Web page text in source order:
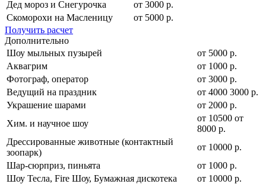
Дед мороз и Снегурочка
от 3000 р.
Скоморохи на Масленицу
от 5000 р.
Получить расчет
Дополнительно
Шоу мыльных пузырей
от 5000 р.
Аквагрим
от 1000 р.
Фотограф, оператор
от 3000 р.
Ведущий на праздник
от 4000 3000 р.
Украшение шарами
от 2000 р.
Хим. и научное шоу
от 10500 от
8000 р.
Дрессированные животные (контактный
зоопарк)
от 10000 р.
Шар-сюрприз, пиньята
от 1000 р.
Шоу Тесла, Fire Шоу, Бумажная дискотека
от 10000 р.